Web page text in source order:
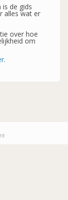
de gids
alles wat er
over hoe
om